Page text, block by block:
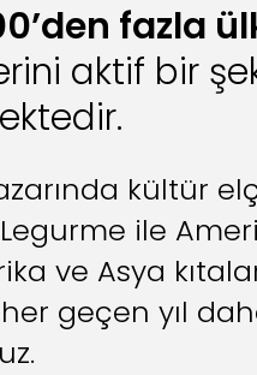
FAS
GÜRCİSTAN
LİBYA
TUNUS
YEMEN
fazla
aktif bir
kültür
ile
ve Asya
her geçen yıl